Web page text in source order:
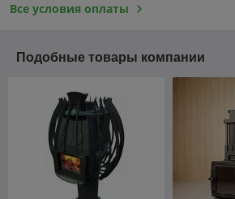
Все условия оплаты
Подобные товары компании